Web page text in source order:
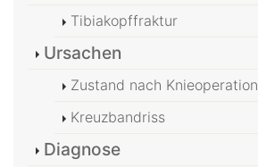
Tibiakopffraktur
Ursachen
Zustand nach Knieoperation
Kreuzbandriss
Diagnose